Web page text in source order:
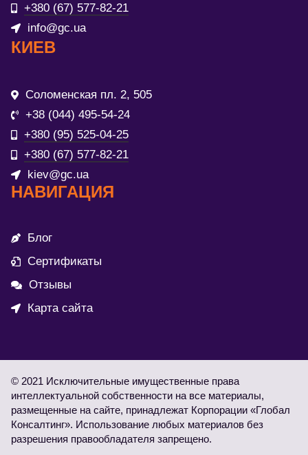
+380 (67) 577-82-21
info@gc.ua
КИЕВ
Соломенская пл. 2, 505
+38 (044) 495-54-24
+380 (95) 525-04-25
+380 (67) 577-82-21
kiev@gc.ua
НАВИГАЦИЯ
Блог
Сертификаты
Отзывы
Карта сайта
© 2021 Исключительные имущественные права
интеллектуальной собственности на все материалы,
размещенные на сайте, принадлежат Корпорации «Глобал
Консалтинг». Использование любых материалов без
разрешения правообладателя запрещено.